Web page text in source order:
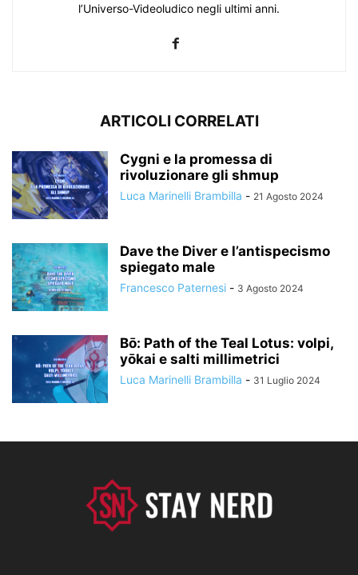
l’Universo-Videoludico negli ultimi anni.
ARTICOLI CORRELATI
Cygni e la promessa di
rivoluzionare gli shmup
Luca Marinelli Brambilla - 21 Agosto 2024
Dave the Diver e l’antispecismo
spiegato male
Francesco Paternesi - 3 Agosto 2024
Bō: Path of the Teal Lotus: volpi,
yōkai e salti millimetrici
Luca Marinelli Brambilla - 31 Luglio 2024